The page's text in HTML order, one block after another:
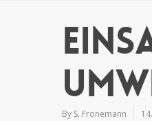
By S. Fronemann